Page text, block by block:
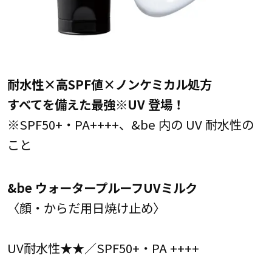
耐水性×高SPF値×ノンケミカル処方
すべてを備えた最強※UV 登場！
※SPF50+・PA++++、&be 内の UV 耐水性の
こと
&be ウォータープルーフUVミルク
〈顔・からだ用日焼け止め〉
UV耐水性★★／SPF50+・PA ++++